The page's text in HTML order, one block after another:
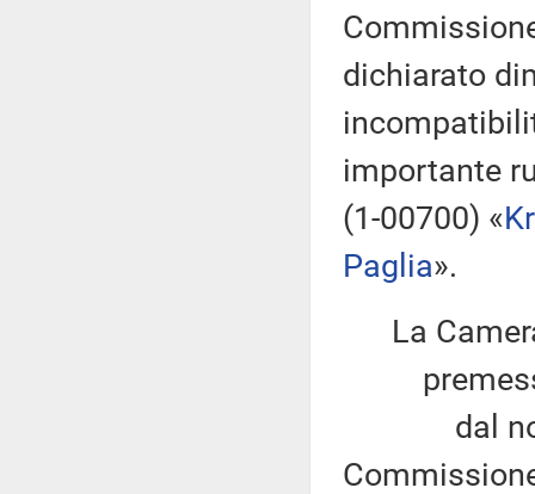
dichiarato
importante
(1-00700) «
Paglia».
La
dal